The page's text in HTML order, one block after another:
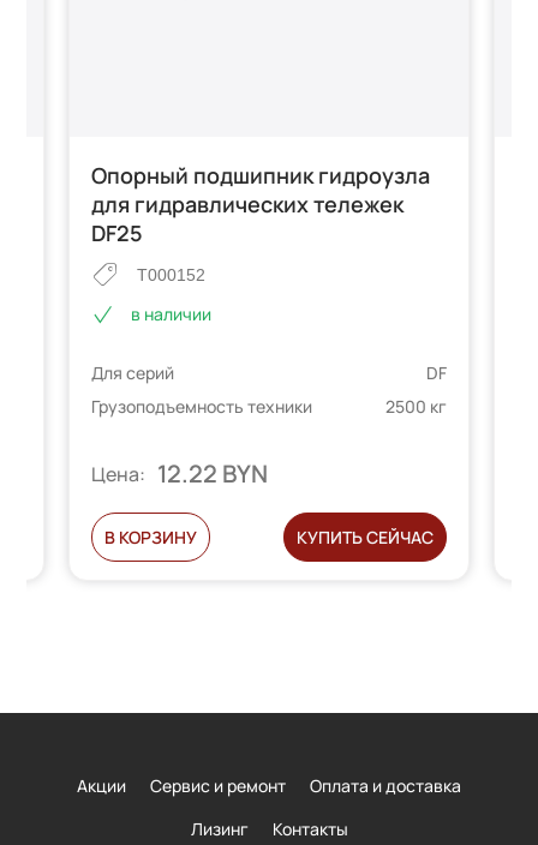
Опорный подшипник гидроузла
для гидравлических тележек
DF25
T000152
в наличии
Для серий
DF
Грузоподъемность техники
2500 кг
Цена: 12.22 BYN
В КОРЗИНУ КУПИТЬ СЕЙЧАС
Акции Сервис и ремонт
Оплата и доставка
Лизинг
Контакты